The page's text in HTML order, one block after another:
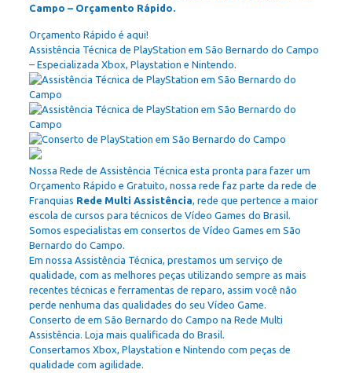
Campo – Orçamento Rápido.
Orçamento Rápido é aqui!
Assistência Técnica de PlayStation em São Bernardo do Campo
– Especializada Xbox, Playstation e Nintendo.
Nossa Rede de Assistência Técnica esta pronta para fazer um
Orçamento Rápido e Gratuito, nossa rede faz parte da rede de
Franquias Rede Multi Assistência, rede que pertence a maior
escola de cursos para técnicos de Vídeo Games do Brasil.
Somos especialistas em consertos de Vídeo Games em São
Bernardo do Campo.
Em nossa Assistência Técnica, prestamos um serviço de
qualidade, com as melhores peças utilizando sempre as mais
recentes técnicas e ferramentas de reparo, assim você não
perde nenhuma das qualidades do seu Vídeo Game.
Conserto de em São Bernardo do Campo na Rede Multi
Assistência. Loja mais qualificada do Brasil.
Consertamos Xbox, Playstation e Nintendo com peças de
qualidade com agilidade.